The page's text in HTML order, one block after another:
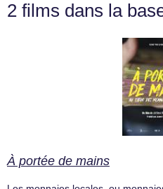
2 films dans la
À portée de mains